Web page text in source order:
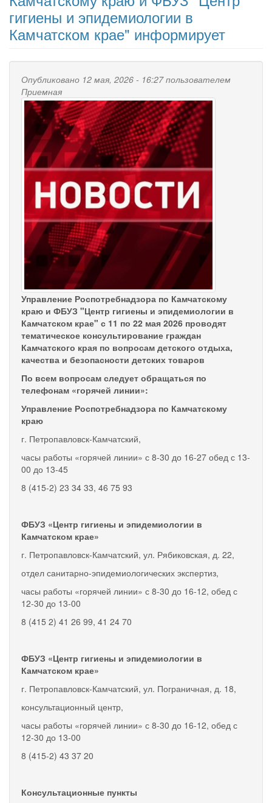
гигиены и эпидемиологии в
Камчатском крае" информирует
Опубликовано 12 мая, 2026 - 16:27 пользователем
Приемная
Управление Роспотребнадзора по Камчатскому
краю и ФБУЗ "Центр гигиены и эпидемиологии в
Камчатском крае" с 11 по 22 мая 2026 проводят
тематическое консультирование граждан
Камчатского края по вопросам детского отдыха,
качества и безопасности детских товаров
По всем вопросам следует обращаться по
телефонам «горячей линии»:
Управление Роспотребнадзора по Камчатскому
краю
г. Петропавловск-Камчатский,
часы работы «горячей линии» с 8-30 до 16-27 обед с 13-
00 до 13-45
8 (415-2) 23 34 33, 46 75 93
ФБУЗ «Центр гигиены и эпидемиологии в
Камчатском крае»
г. Петропавловск-Камчатский, ул. Рябиковская, д. 22,
отдел санитарно-эпидемиологических экспертиз,
часы работы «горячей линии» с 8-30 до 16-12, обед с
12-30 до 13-00
8 (415 2) 41 26 99, 41 24 70
ФБУЗ «Центр гигиены и эпидемиологии в
Камчатском крае»
г. Петропавловск-Камчатский, ул. Пограничная, д. 18,
консультационный центр,
часы работы «горячей линии» с 8-30 до 16-12, обед с
12-30 до 13-00
8 (415-2) 43 37 20
Консультационные пункты